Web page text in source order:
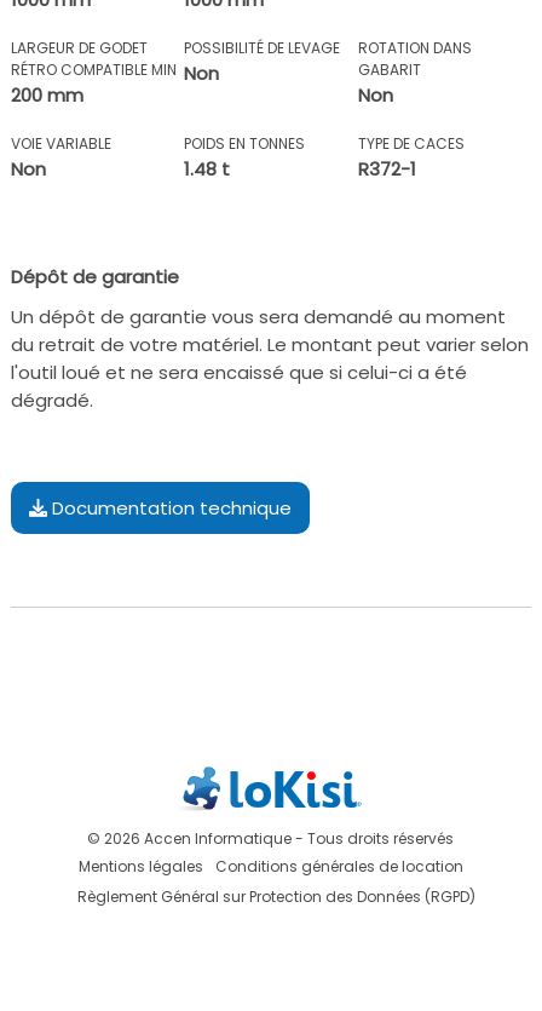
LARGEUR DE GODET
RÉTRO COMPATIBLE MIN
200 mm
POSSIBILITÉ DE LEVAGE
Non
ROTATION DANS
GABARIT
Non
VOIE VARIABLE
Non
POIDS EN TONNES
1.48 t
TYPE DE CACES
R372-1
Dépôt de garantie
Un dépôt de garantie vous sera demandé au moment
du retrait de votre matériel. Le montant peut varier selon
l'outil loué et ne sera encaissé que si celui-ci a été
dégradé.
Documentation technique
© 2026 Accen Informatique - Tous droits réservés
Mentions légales
Conditions générales de location
Règlement Général sur Protection des Données (RGPD)